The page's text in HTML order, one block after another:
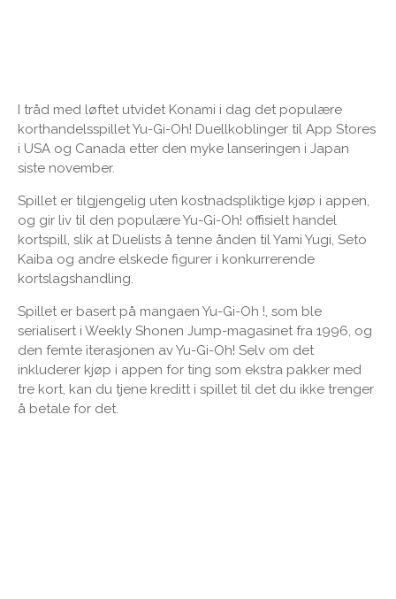
I tråd med løftet utvidet Konami i dag det populære
korthandelsspillet Yu-Gi-Oh! Duellkoblinger til App Stores
i USA og Canada etter den myke lanseringen i Japan
siste november.
Spillet er tilgjengelig uten kostnadspliktige kjøp i appen,
og gir liv til den populære Yu-Gi-Oh! offisielt handel
kortspill, slik at Duelists å tenne ånden til Yami Yugi, Seto
Kaiba og andre elskede figurer i konkurrerende
kortslagshandling.
Spillet er basert på mangaen Yu-Gi-Oh !, som ble
serialisert i Weekly Shonen Jump-magasinet fra 1996, og
den femte iterasjonen av Yu-Gi-Oh! Selv om det
inkluderer kjøp i appen for ting som ekstra pakker med
tre kort, kan du tjene kreditt i spillet til det du ikke trenger
å betale for det.